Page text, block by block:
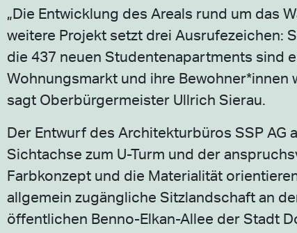
„Die Entwicklung des Areals rund um das
weitere Projekt setzt drei Ausrufezeichen:
die 437 neuen Studentenapartments sind
Wohnungsmarkt und ihre
sagt Oberbürgermeister Ullrich Sierau.
Der Entwurf des Architekturbüros SSP
Sichtachse zum U-Turm und der
Farbkonzept und die Materialität
allgemein zugängliche Sitzlandschaft an
öffentlichen Benno-Elkan-Allee der Stadt